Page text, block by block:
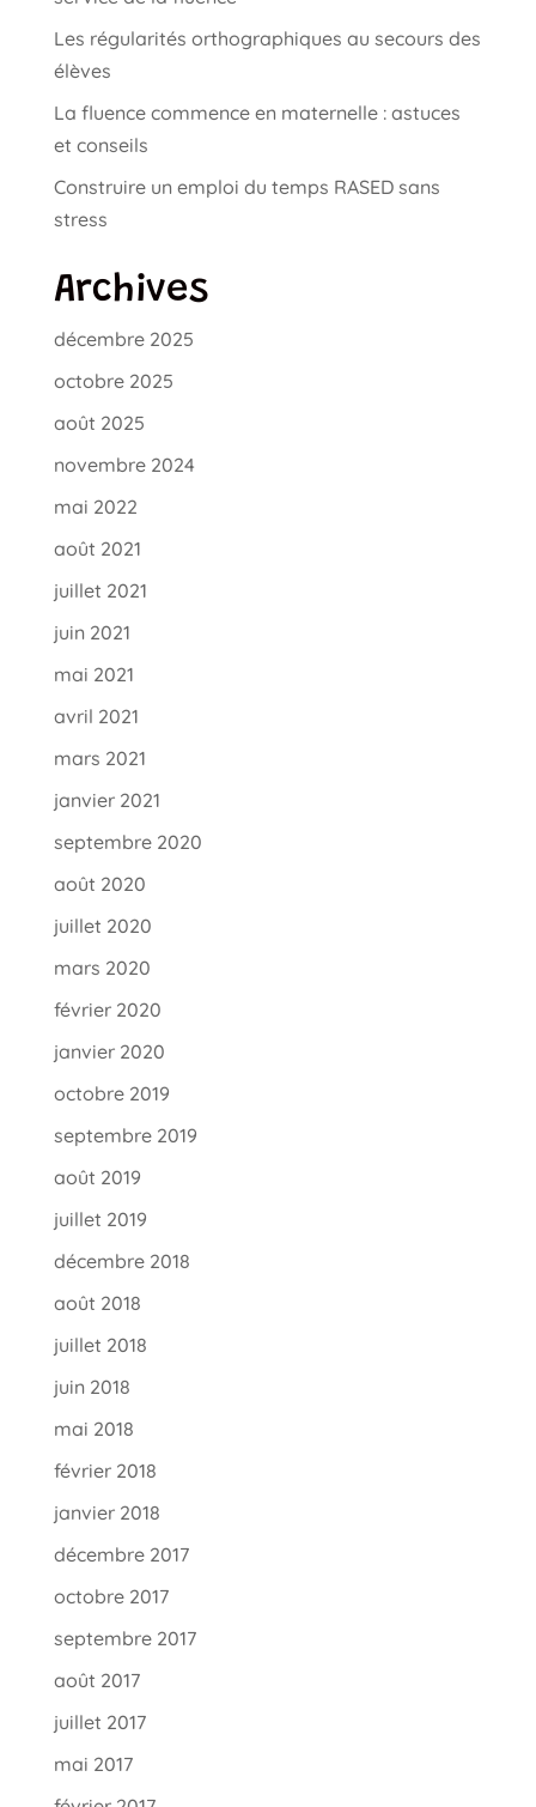
Les régularités orthographiques au secours des
élèves
La fluence commence en maternelle : astuces
et conseils
Construire un emploi du temps RASED sans
stress
Archives
décembre 2025
octobre 2025
août 2025
novembre 2024
mai 2022
août 2021
juillet 2021
juin 2021
mai 2021
avril 2021
mars 2021
janvier 2021
septembre 2020
août 2020
juillet 2020
mars 2020
février 2020
janvier 2020
octobre 2019
septembre 2019
août 2019
juillet 2019
décembre 2018
août 2018
juillet 2018
juin 2018
mai 2018
février 2018
janvier 2018
décembre 2017
octobre 2017
septembre 2017
août 2017
juillet 2017
mai 2017